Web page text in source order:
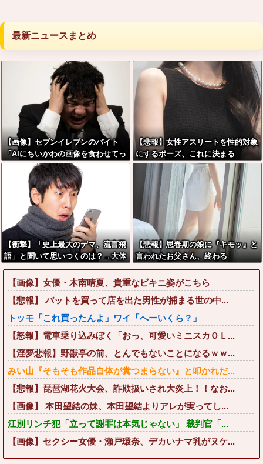
最新ニュースまとめ
【画像】セブンイレブンのバイト
「AIにちいかわの画像を食わせてっ
と………できた！」→とんでもない
ものが出来上がってしまうw w w w
【悲報】女性アスリートを性的対象
にするポーズ、これに決まる
【衝撃】「史上最大のデマ、流言飛
語」と聞いて思いつくのは？→大体
一致する件w w w w w w w
【悲報】思春期の娘に『キモッ』と
言われたお父さん、終わる
【画像】女優・木南晴夏、貴重なビキニ姿がこちら
【悲報】 バットを買って店を出た男性が捕まる世の中...
トッモ「これ買ったんよ」ワイ「へーいくら？」
【怒報】電車乗り込みぼく「おっ、可愛いミニスカＯＬ...
【淫夢悲報】野獣亭の前、とんでもないことになるｗｗ...
みい山『そもそも作品自体が糞つまらない』と叩かれだ...
【悲報】琵琶湖花火大会、詐欺扱いされ大炎上！！なお...
【画像】 本田望結の妹、本田望結よりアレが実ってし...
江別リンチ犯「立って謝罪は本気じゃない」 裁判官「...
【画像】セクシー女優・瀬戸環奈、デカいナマ乳がヌケ...